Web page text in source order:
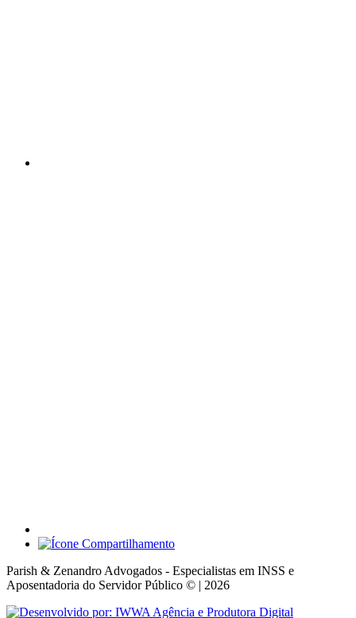
Parish & Zenandro Advogados - Especialistas em INSS e
Aposentadoria do Servidor Público © | 2026